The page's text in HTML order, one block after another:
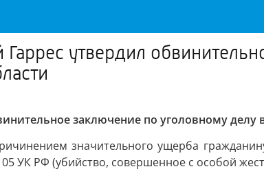
утвердил
заключение по уголовному
значительного ущерба
УК РФ (убийство, совершенное с особой